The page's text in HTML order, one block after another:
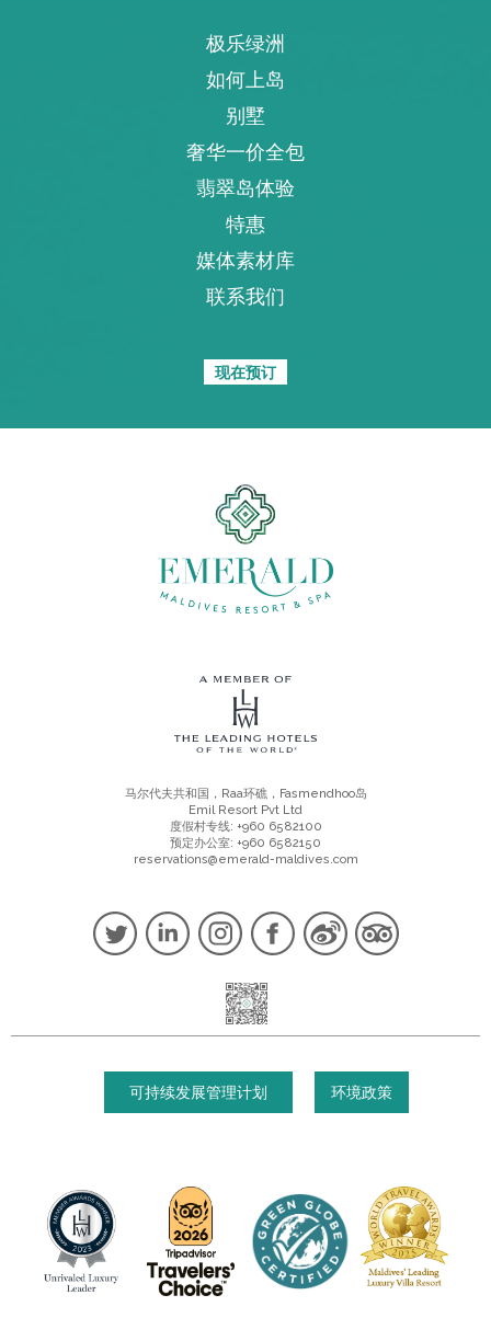
极乐绿洲
如何上岛
别墅
奢华一价全包
翡翠岛体验
特惠
媒体素材库
联系我们
现在预订
马尔代夫共和国，Raa环礁，Fasmendhoo岛
Emil Resort Pvt Ltd
度假村专线: +960 6582100
预定办公室: +960 6582150
reservations@emerald-maldives.com
可持续发展管理计划 环境政策